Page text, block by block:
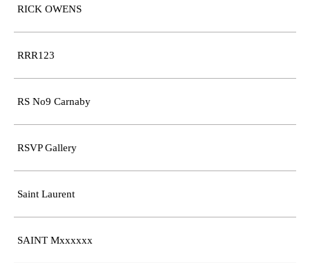
RICK OWENS
RRR123
RS No9 Carnaby
RSVP Gallery
Saint Laurent
SAINT Mxxxxxx